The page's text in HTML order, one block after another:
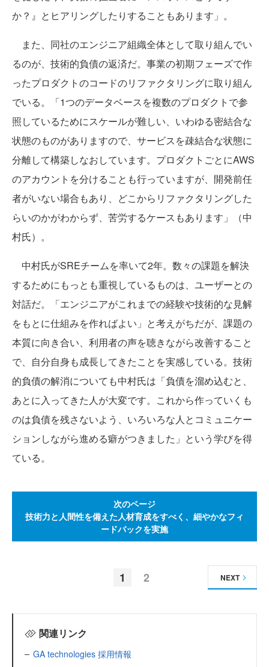
か？』とヒアリングしたりすることもあります」。
また、同社のエンジニア組織全体として取り組んでい
るのが、技術的負債の返済だ。事業の初期フェーズで作
ったプロダクトのコードのリファクタリングに取り組ん
でいる。「1つのデータベースを複数のプロダクトで参
照しているためにスケールが難しい、いわゆる密結合な
状態のものがありますので、サービスを疎結合な状態に
分離して構築しなおしています。プロダクトごとにAWS
のアカウントを分けることも行っていますが、開発前任
者がいない場合もあり、どこからリファクタリングした
らいのかがわからず、苦労するケースもあります」（中
村氏）。
中村氏がSREチームを率いて2年。数々の課題を解決
するためにもっとも重視しているものは、ユーザーとの
対話だ。「エンジニアがこれまでの経験や技術的な見解
をもとに仕組みを作ればよい」と考えがちだが、課題の
本質に向き合い、利用者の声を聴きながら改善すること
で、自分自身も成長してきたことを実感している。技術
的負債の解消についても中村氏は「負債を溜め込むと、
あとに入ってきた人が大変です。これから作っていくも
のは負債を残さないよう、いろいろな人とコミュニケー
ションしながら進める癖がつきました」という学びを得
ている。
次のページ
技術力と人間性を備えた人材育成をすべく、細やかなフィ
ードバックを実施
1 2 NEXT
関連リンク
GA technologies 採用情報